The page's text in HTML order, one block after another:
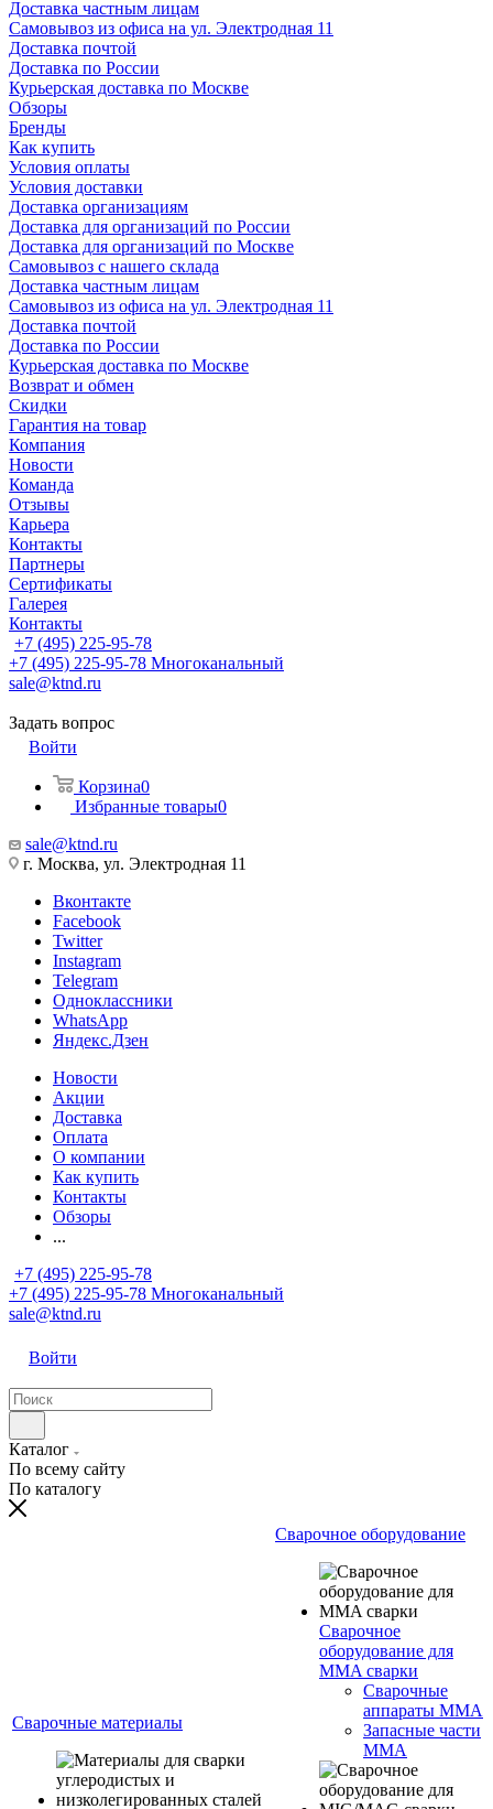
Доставка частным лицам
Самовывоз из офиса на ул. Электродная 11
Доставка почтой
Доставка по России
Курьерская доставка по Москве
Обзоры
Бренды
Как купить
Условия оплаты
Условия доставки
Доставка организациям
Доставка для организаций по России
Доставка для организаций по Москве
Самовывоз с нашего склада
Доставка частным лицам
Самовывоз из офиса на ул. Электродная 11
Доставка почтой
Доставка по России
Курьерская доставка по Москве
Возврат и обмен
Скидки
Гарантия на товар
Компания
Новости
Команда
Отзывы
Карьера
Контакты
Партнеры
Сертификаты
Галерея
Контакты
+7 (495) 225-95-78
+7 (495) 225-95-78 Многоканальный
sale@ktnd.ru
Задать вопрос
Войти
Корзина0
Избранные товары0
sale@ktnd.ru
г. Москва, ул. Электродная 11
Вконтакте
Facebook
Twitter
Instagram
Telegram
Одноклассники
WhatsApp
Яндекс.Дзен
Новости
Акции
Доставка
Оплата
О компании
Как купить
Контакты
Обзоры
...
+7 (495) 225-95-78
+7 (495) 225-95-78 Многоканальный
sale@ktnd.ru
Войти
Каталог
По всему сайту
По каталогу
Сварочные материалы
Сварочное оборудование
Сварочное
оборудование для
MMA сварки
Сварочные
аппараты MMA
Запасные части
MMA